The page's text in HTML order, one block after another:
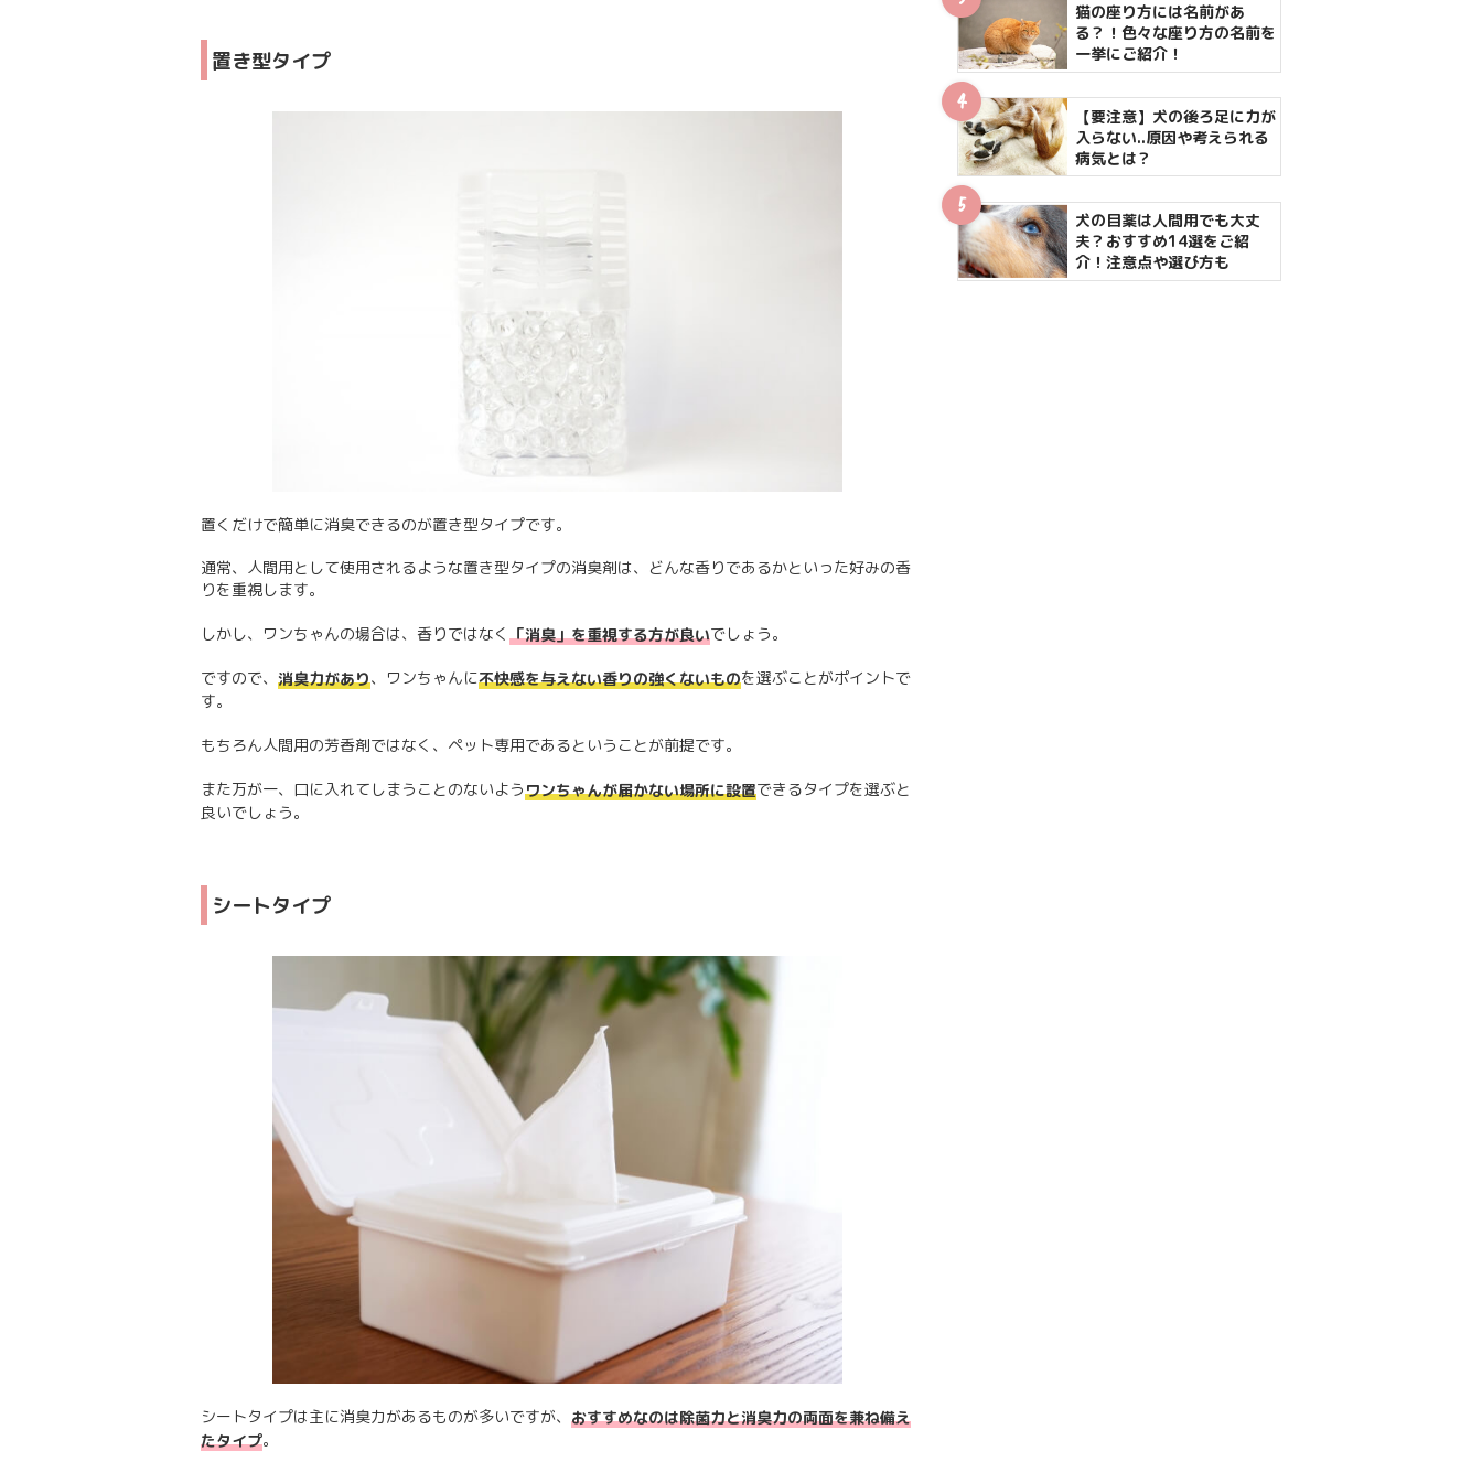
置き型タイプ
置くだけで簡単に消臭できるのが置き型タイプです。
通常、人間用として使用されるような置き型タイプの消臭剤は、どんな香りであるかといった好みの香
りを重視します。
しかし、ワンちゃんの場合は、香りではなく 「消臭」を重視する方が良いでしょう。
ですので、 消臭力があり、ワンちゃんに不快感を与えない香りの強くないものを選ぶことがポイントで
す。
もちろん人間用の芳香剤ではなく、ペット専用であるということが前提です。
また万が一、口に入れてしまうことのないようワンちゃんが届かない場所に設置できるタイプを選ぶと
良いでしょう。
シートタイプ
シートタイプは主に消臭力があるものが多いですが、 おすすめなのは除菌力と消臭力の両面を兼ね備え
たタイプ。
猫の座り方には名前があ
る？！色々な座り方の名前を
一挙にご紹介！
【要注意】犬の後ろ足に力が
入らない..原因や考えられる
病気とは？
犬の目薬は人間用でも大丈
夫？おすすめ14選をご紹
介！注意点や選び方も